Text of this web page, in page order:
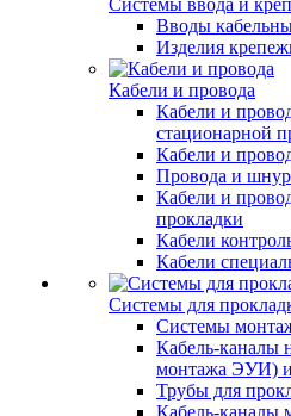
Системы ввода и
Вводы
Изделия
Кабели и провода
Кабели и
стационарной
Кабели и
Провода и
Кабели и
прокладки
Кабели
Кабели
Системы для
Системы
Кабель-каналы
монтажа ЭУИ) и
Трубы для
Кабель-каналы